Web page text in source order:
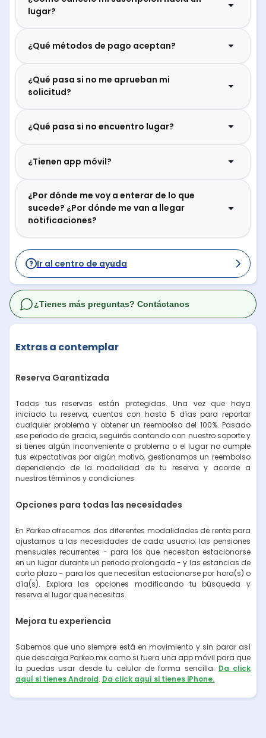
lugar?
¿Qué métodos de pago aceptan?
¿Qué pasa si no me aprueban mi
solicitud?
¿Qué pasa si no encuentro lugar?
¿Tienen app móvil?
¿Por dónde me voy a enterar de lo que
sucede? ¿Por dónde me van a llegar
notificaciones?
Ir al centro de ayuda
Extras a contemplar
Reserva Garantizada
Todas tus reservas están protegidas. Una vez que haya
iniciado tu reserva, cuentas con hasta 5 días para reportar
cualquier problema y obtener un reembolso del 100%. Pasado
ese periodo de gracia, seguirás contando con nuestro soporte y
si tienes algún inconveniente o problema o el lugar no cumple
tus expectativas por algún motivo, gestionamos un reembolso
dependiendo de la modalidad de tu reserva y acorde a
nuestros términos y condiciones
Opciones para todas las necesidades
En Parkeo ofrecemos dos diferentes modalidades de renta para
ajustarnos a las necesidades de cada usuario; las pensiones
mensuales recurrentes - para los que necesitan estacionarse
en un lugar durante un periodo prolongado - y las estancias de
corto plazo - para los que necesitan estacionarse por hora(s) o
día(s). Explora las opciones modificando tu búsqueda y
reserva el lugar que necesitas.
Mejora tu experiencia
Sabemos que uno siempre está en movimiento y sin parar así
que descarga Parkeo.mx como si fuera una app móvil para que
la puedas usar desde tu celular de forma sencilla. Da click
aquí si tienes Android. Da click aquí si tienes iPhone.
¿Tienes más preguntas? Contáctanos